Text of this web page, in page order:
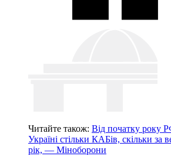
Читайте також: Від початку року
Україні стільки КАБів, скільки за
рік, — Міноборони